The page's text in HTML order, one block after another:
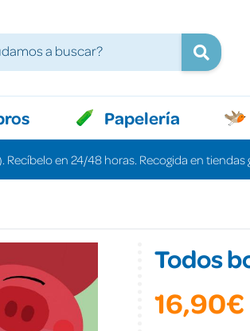
Papelería
en 24/48 horas. Recogida en tiendas
Todos
16,90€